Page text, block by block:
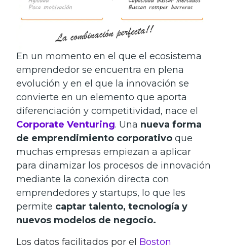
En un momento en el que el ecosistema
emprendedor se encuentra en plena
evolución y en el que la innovación se
convierte en un elemento que aporta
diferenciación y competitividad, nace el
Corporate Venturing. Una nueva forma
de emprendimiento corporativo que
muchas empresas empiezan a aplicar
para dinamizar los procesos de innovación
mediante la conexión directa con
emprendedores y startups, lo que les
permite captar talento, tecnología y
nuevos modelos de negocio.
Los datos facilitados por el Boston